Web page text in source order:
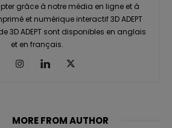
grâce à notre média en ligne et à
et numérique interactif 3D ADEPT
3D ADEPT sont disponibles en anglais
et en français.
MORE FROM AUTHOR